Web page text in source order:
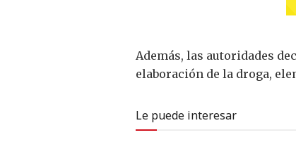
Además, las autoridades
elaboración de la droga,
Le puede interesar